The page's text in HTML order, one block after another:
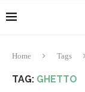
Home Tags
TAG: GHETTO